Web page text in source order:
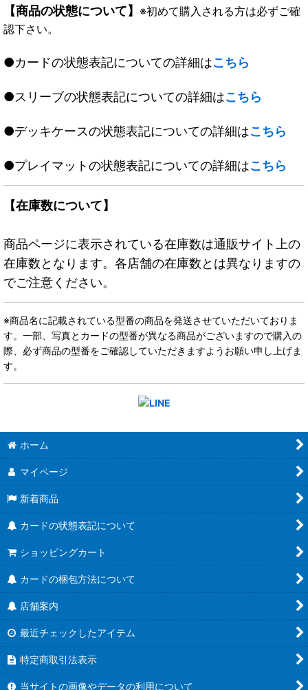
【商品の状態について】 ※初めて購入される方は必ずご確
認下さい。
●カードの状態表記についての詳細はこちら
●スリーブの状態表記についての詳細はこちら
●デッキケースの状態表記についての詳細はこちら
●プレイマットの状態表記についての詳細はこちら
【在庫数について】
商品ページに表示されている在庫数は通販サイト上の
在庫数となります。各店舗の在庫数とは異なりますの
でご注意ください。
※商品名に記載されている型番の商品を発送させていただいておりま
す。一部、写真とカードの型番が異なる商品がございますので購入の
際、必ず商品の型番をご確認していただきますようお願い申し上げま
す。
ホーム
マイページ
新着商品
カードの状態表記について
ショッピングカート
カードの梱包方法について
店舗案内
最近チェックしたアイテム
特定商取引法表示
当サイトの画像やデータの利用について